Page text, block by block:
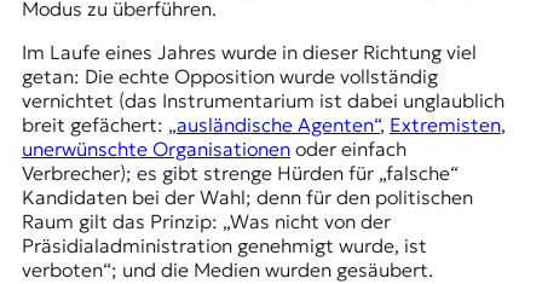
Modus zu überführen.
Im Laufe eines Jahres wurde in dieser Richtung viel
getan: Die echte Opposition wurde vollständig
vernichtet (das Instrumentarium ist dabei unglaublich
breit gefächert: „ausländische Agenten“, Extremisten,
unerwünschte Organisationenoder einfach
Verbrecher); es gibt strenge Hürden für „falsche“
Kandidaten bei der Wahl; denn für den politischen
Raum gilt das Prinzip: „Was nicht von der
Präsidialadministration genehmigt wurde, ist
verboten“; und die Medien wurden gesäubert.